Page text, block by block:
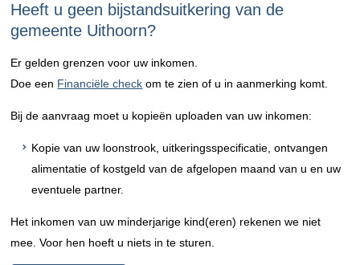
Heeft u geen bijstandsuitkering van de
gemeente Uithoorn?
Er gelden grenzen voor uw inkomen.
Doe een Financiële check om te zien of u in aanmerking komt.
Bij de aanvraag moet u kopieën uploaden van uw inkomen:
Kopie van uw loonstrook, uitkeringsspecificatie, ontvangen
alimentatie of kostgeld van de afgelopen maand van u en uw
eventuele partner.
Het inkomen van uw minderjarige kind(eren) rekenen we niet
mee. Voor hen hoeft u niets in te sturen.